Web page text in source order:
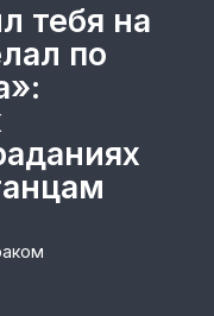
тебя на
по